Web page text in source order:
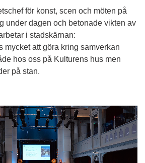
för konst, scen och möten på
under dagen och betonade vikten av
i stadskärnan:
mycket att göra kring samverkan
hos oss på Kulturens hus men
på stan.